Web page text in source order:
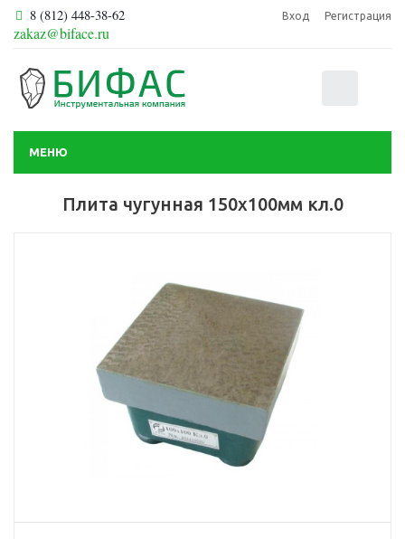
8 (812) 448-38-62
zakaz@biface.ru
Вход Регистрация
МЕНЮ
Плита чугунная 150х100мм кл.0